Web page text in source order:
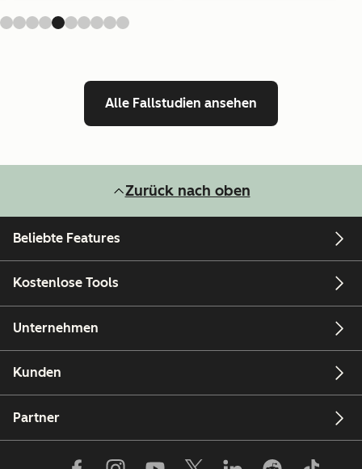
Alle Fallstudien ansehen
Zurück nach oben
Beliebte Features
Kostenlose Tools
Unternehmen
Kunden
Partner